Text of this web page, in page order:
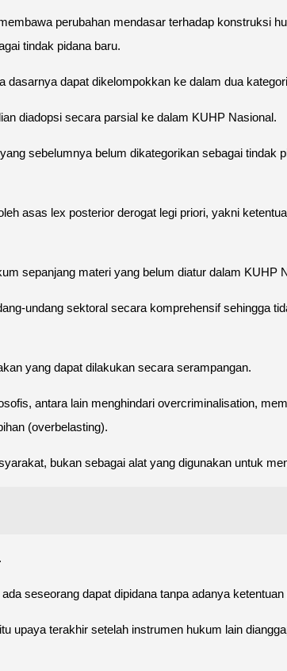
perubahan mendasar terhadap konstruksi
tindak pidana baru.
dapat dikelompokkan ke dalam dua
diadopsi secara parsial ke dalam KUHP Nasional.
sebelumnya belum dikategorikan sebagai tindak
asas lex posterior derogat legi priori, yakni
sepanjang materi yang belum diatur dalam KUHP
undang sektoral secara komprehensif sehingga
yang dapat dilakukan secara serampangan.
antara lain menghindari overcriminalisation,
(overbelasting).
bukan sebagai alat yang digunakan untuk
seseorang dapat dipidana tanpa adanya
terakhir setelah instrumen hukum lain